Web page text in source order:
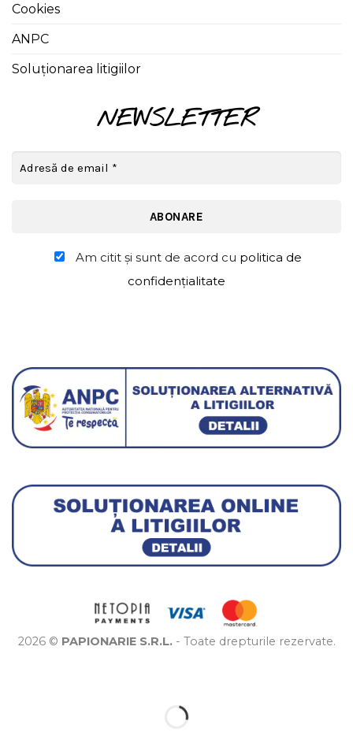
Cookies
ANPC
Soluționarea litigiilor
NEWSLETTER
Am citit şi sunt de acord cu politica de
confidențialitate
2026 © PAPIONARIE S.R.L.- Toate drepturile rezervate.